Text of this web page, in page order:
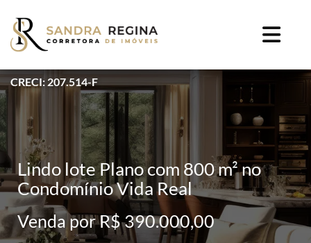
CRECI: 207.514-F
Lindo lote Plano com 800 m² no
Condomínio Vida Real
Venda por R$ 390.000,00